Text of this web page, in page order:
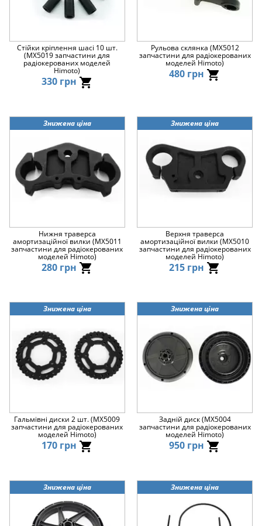
Стійки кріплення шасі 10 шт.
(MX5019 запчастини для
радіокерованих моделей
Himoto)
330 грн
Рульова склянка (MX5012
запчастини для радіокерованих
моделей Himoto)
480 грн
Знижена ціна
Нижня траверса
амортизаційної вилки (MX5011
запчастини для радіокерованих
моделей Himoto)
280 грн
Знижена ціна
Верхня траверса
амортизаційної вилки (MX5010
запчастини для радіокерованих
моделей Himoto)
215 грн
Знижена ціна
Гальмівні диски 2 шт. (MX5009
запчастини для радіокерованих
моделей Himoto)
170 грн
Знижена ціна
Задній диск (MX5004
запчастини для радіокерованих
моделей Himoto)
950 грн
Знижена ціна Знижена ціна